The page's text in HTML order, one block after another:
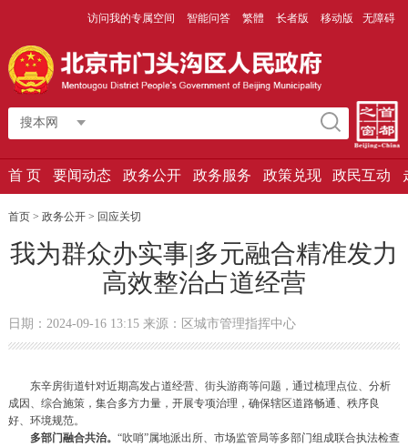
访问我的专属空间 智能问答 繁體 长者版 移动版 无障碍
搜本网
首 页 要闻动态 政务公开 政务服务 政策兑现 政民互动
首页 > 政务公开 > 回应关切
我为群众办实事|多元融合精准发力
高效整治占道经营
日期：2024-09-16 13:15 来源：区城市管理指挥中心
东辛房街道针对近期高发占道经营、街头游商等问题，通过梳理点位、分析
成因、综合施策，集合多方力量，开展专项治理，确保辖区道路畅通、秩序良
好、环境规范。
多部门融合共治。 “吹哨”属地派出所、市场监管局等多部门组成联合执法检查